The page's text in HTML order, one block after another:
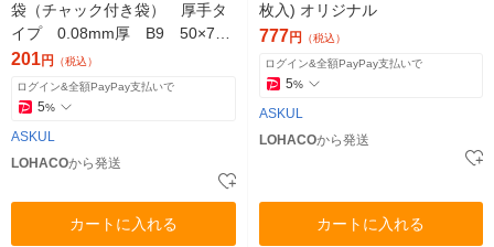
袋（チャック付き袋） 厚手タ
イプ 0.08mm厚 B9 50×70
mm 1袋（100枚入） オリジナ
ル
201円 （税込）
ログイン&全額PayPay支払いで
5%
ASKUL
LOHACOから発送
カートに入れる
枚入) オリジナル
777円 （税込）
ログイン&全額PayPay支払いで
5%
ASKUL
LOHACOから発送
カートに入れる